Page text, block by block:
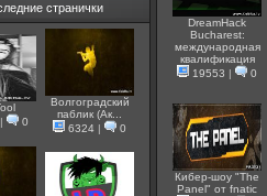
странички
| 0
Волгоградский
паблик (Ак...
6324 | 0
DreamHack
Bucharest:
международная
квалификация
19553 | 0
Кибер-шоу "The
Panel" от fnatic